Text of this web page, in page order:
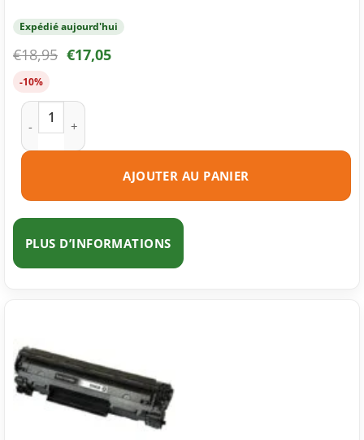
Expédié aujourd'hui
€18,95 €17,05
-10%
quantité de Toner compatible HP 83A (CF283A) noire
AJOUTER AU PANIER
PLUS D’INFORMATIONS